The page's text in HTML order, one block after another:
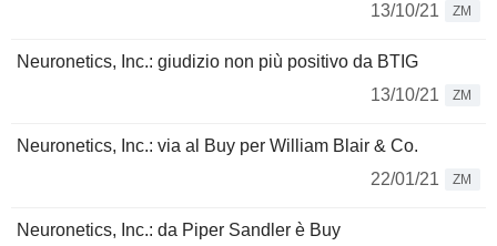
13/10/21
ZM
Neuronetics, Inc.: giudizio non più positivo da BTIG
13/10/21
ZM
Neuronetics, Inc.: via al Buy per William Blair & Co.
22/01/21
ZM
Neuronetics, Inc.: da Piper Sandler è Buy